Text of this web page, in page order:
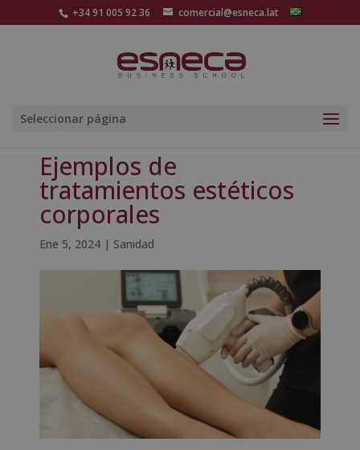
+34 91 005 92 36 comercial@esneca.lat
Seleccionar página
Ejemplos de
tratamientos estéticos
corporales
Ene 5, 2024| Sanidad